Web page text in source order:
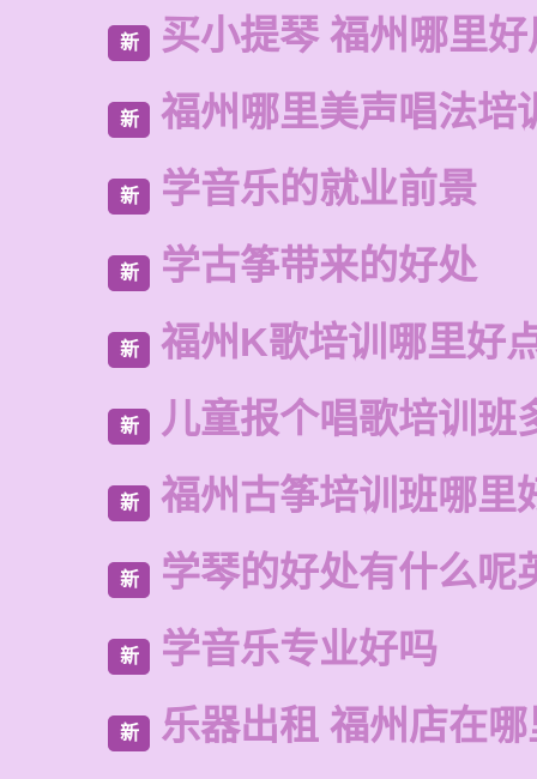
新 买小提琴 福州哪里好
新 福州哪里美声唱法培
新 学音乐的就业前景
新 学古筝带来的好处
新 福州K歌培训哪里好
新 儿童报个唱歌培训班
新 福州古筝培训班哪里
新 学琴的好处有什么呢
新 学音乐专业好吗
新 乐器出租 福州店在